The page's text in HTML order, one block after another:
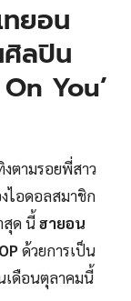
ทยอน
ศิลปิน
You’
งตามรอยพี่สาว
ไอดอลสมาชิก
สุด นี้ฮายอน
ด้วยการเป็น
เดือนตุลาคมนี้